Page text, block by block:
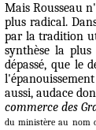
Mais Rousseau
plus radical.
par la tradition
synthèse la
dépassé, que le
aussi, audace
commerce des
du ministère au nom